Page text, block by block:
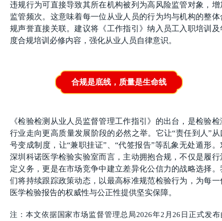
违规行为可直接导致其所在机构被列为高风险监管对象，增
监管频次。这意味着每一位从业人员的行为均与机构的整体
规声誉直接关联。建议将《工作指引》纳入员工入职培训及
度合规培训必修内容，强化从业人员自律意识。
合规是底线，质量是生命线
《检验检测从业人员监督管理工作指引》的出台，是检验检
行业走向更高质量发展阶段的必然之举。它让“责任到人”从
号变成制度，让“兼职挂证”、“代签报告”等乱象无处遁形。
深圳科诺医学检验实验室而言，主动拥抱合规，不仅是履行
定义务，更是在市场竞争中建立差异化公信力的战略选择。
们将持续跟踪政策动态，以最高标准规范检验行为，为每一
医学检验报告的权威性与公正性提供坚实保障。
注：本文依据国家市场监督管理总局2026年2月26日正式发布